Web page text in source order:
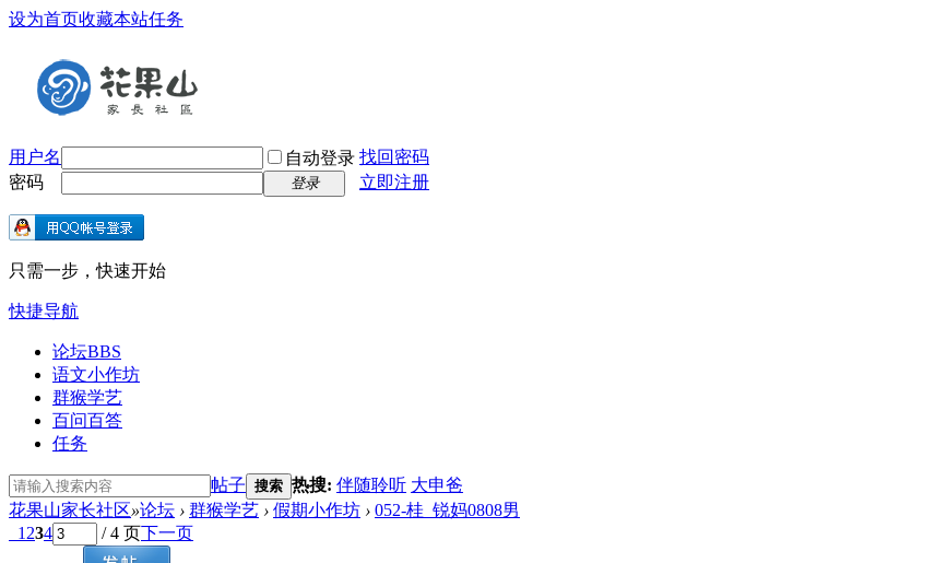
设为首页收藏本站任务
用户名 自动登录 找回密码
密码
登录 立即注册
只需一步，快速开始
快捷导航
论坛BBS
语文小作坊
群猴学艺
百问百答
任务
帖子 搜索 热搜: 伴随聆听 大申爸
花果山家长社区»论坛 › 群猴学艺 › 假期小作坊 › 052-桂_锐妈0808男
1 234 / 4 页下一页